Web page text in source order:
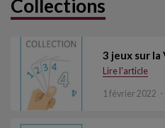
Collections
3 jeux sur la
Lire l'article
1 février 2022